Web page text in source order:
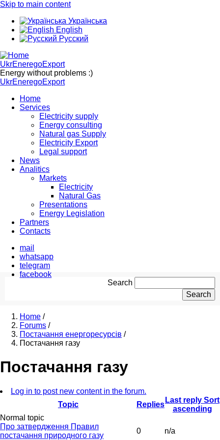
Skip to main content
Українська
English
Русский
UkrEneregoExport
Energy without problems :)
UkrEneregoExport
Home
Services
Electricity supply
Energy consulting
Natural gas Supply
Electricity Export
Legal support
News
Analitics
Markets
Electricity
Natural Gas
Presentations
Energy Legislation
Partners
Contacts
Search
mail
whatsapp
telegram
facebook
Home /
Forums /
Постачання енергоресурсів /
Постачання газу
Постачання газу
Log in to post new content in the forum.
Topic
Replies
Last reply Sort
ascending
Normal topic
Про затвердження Правил
постачання природного газу
0 n/a